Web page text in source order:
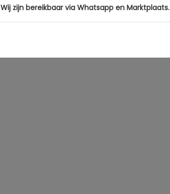
Wij zijn bereikbaar via Whatsapp en Marktplaats.